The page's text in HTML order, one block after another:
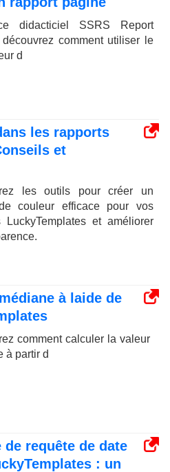
didacticiel SSRS Report
découvrez comment utiliser le
d
les rapports
et
les outils pour créer un
couleur efficace pour vos
LuckyTemplates et améliorer
à laide de
comment calculer la valeur
à partir d
requête de date
: un